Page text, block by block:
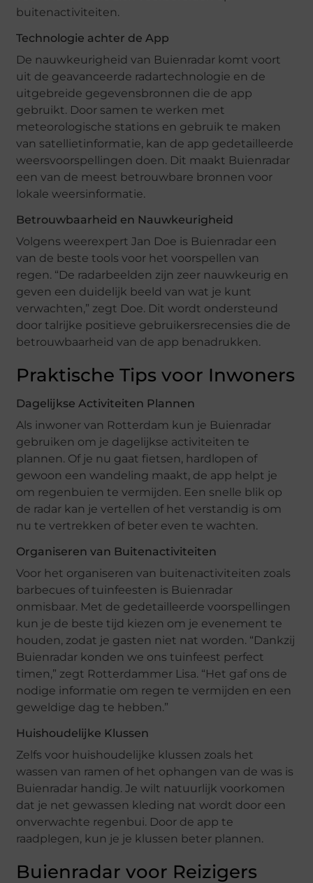
buitenactiviteiten.
Technologie achter de App
De nauwkeurigheid van Buienradar komt voort
uit de geavanceerde radartechnologie en de
uitgebreide gegevensbronnen die de app
gebruikt. Door samen te werken met
meteorologische stations en gebruik te maken
van satellietinformatie, kan de app gedetailleerde
weersvoorspellingen doen. Dit maakt Buienradar
een van de meest betrouwbare bronnen voor
lokale weersinformatie.
Betrouwbaarheid en Nauwkeurigheid
Volgens weerexpert Jan Doe is Buienradar een
van de beste tools voor het voorspellen van
regen. “De radarbeelden zijn zeer nauwkeurig en
geven een duidelijk beeld van wat je kunt
verwachten,” zegt Doe. Dit wordt ondersteund
door talrijke positieve gebruikersrecensies die de
betrouwbaarheid van de app benadrukken.
Praktische Tips voor Inwoners
Dagelijkse Activiteiten Plannen
Als inwoner van Rotterdam kun je Buienradar
gebruiken om je dagelijkse activiteiten te
plannen. Of je nu gaat fietsen, hardlopen of
gewoon een wandeling maakt, de app helpt je
om regenbuien te vermijden. Een snelle blik op
de radar kan je vertellen of het verstandig is om
nu te vertrekken of beter even te wachten.
Organiseren van Buitenactiviteiten
Voor het organiseren van buitenactiviteiten zoals
barbecues of tuinfeesten is Buienradar
onmisbaar. Met de gedetailleerde voorspellingen
kun je de beste tijd kiezen om je evenement te
houden, zodat je gasten niet nat worden. “Dankzij
Buienradar konden we ons tuinfeest perfect
timen,” zegt Rotterdammer Lisa. “Het gaf ons de
nodige informatie om regen te vermijden en een
geweldige dag te hebben.”
Huishoudelijke Klussen
Zelfs voor huishoudelijke klussen zoals het
wassen van ramen of het ophangen van de was is
Buienradar handig. Je wilt natuurlijk voorkomen
dat je net gewassen kleding nat wordt door een
onverwachte regenbui. Door de app te
raadplegen, kun je je klussen beter plannen.
Buienradar voor Reizigers